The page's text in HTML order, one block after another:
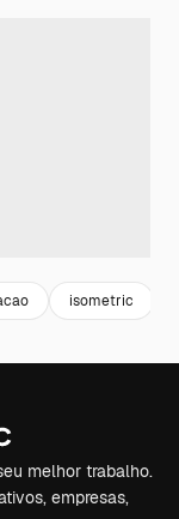
isometric
melhor trabalho.
empresas,